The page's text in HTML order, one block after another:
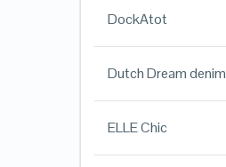
DockAtot
Dutch Dream denim
ELLE Chic